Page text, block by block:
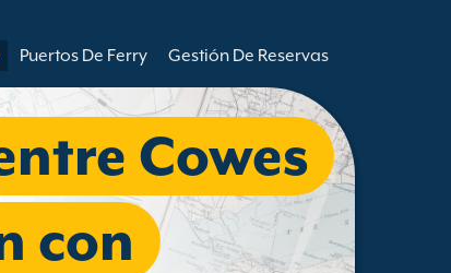
Puertos De Ferry Gestión De Reservas
Cowes
con